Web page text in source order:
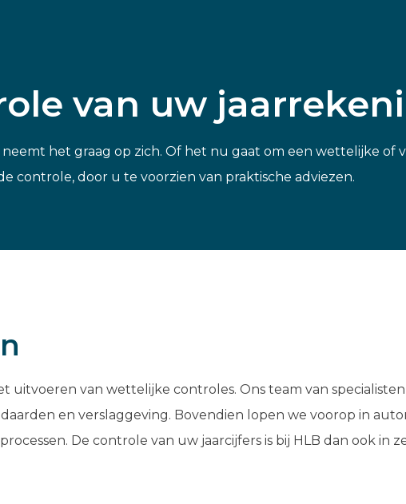
van uw
het graag op zich. Of het nu gaat om een wettelijke of
controle, door u te voorzien van praktische adviezen.
uitvoeren van wettelijke controles. Ons team van
en verslaggeving. Bovendien lopen we voorop in
De controle van uw jaarcijfers is bij HLB dan ook in